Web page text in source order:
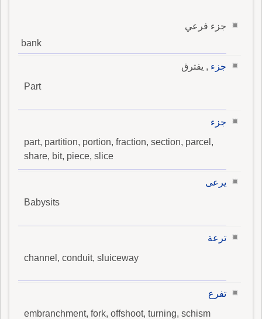
جزء فرعي
bank
جزء , يفترق
Part
جزء
part, partition, portion, fraction, section, parcel,
share, bit, piece, slice
يرعى
Babysits
ترعة
channel, conduit, sluiceway
تفرع
embranchment, fork, offshoot, turning, schism